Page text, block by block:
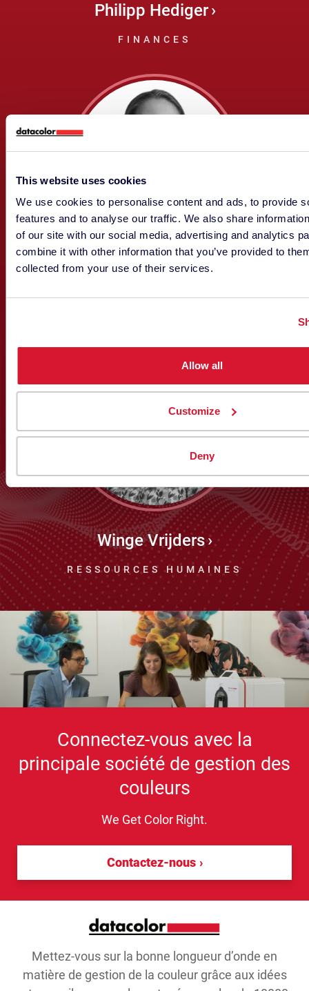
This website uses cookies
We use cookies to personalise content and ads, to provide
features and to analyse our traffic. We also share
of our site with our social media, advertising and analytics
combine it with other information that you’ve provided to
collected from your use of their services.
Allow all
Customize
Deny
Philipp Hediger
FINANCES
J Qian Eschbach
Winge Vrijders
RESSOURCES HUMAINES
Connectez-vous avec la
principale société de gestion des
couleurs
We Get Color Right.
Contactez-nous
Mettez-vous sur la bonne longueur d’onde en
matière de gestion de la couleur grâce aux idées